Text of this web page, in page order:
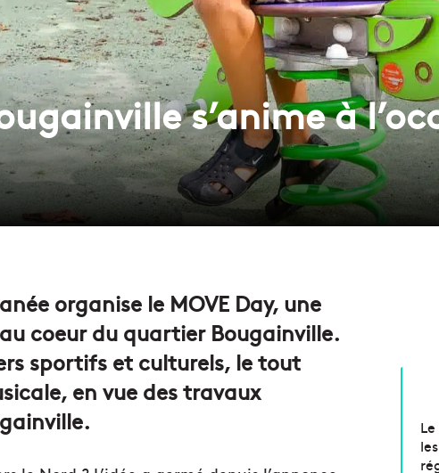
s’anime à
organise le MOVE Day, une
coeur du quartier Bougainville.
sportifs et culturels, le tout
en vue des travaux